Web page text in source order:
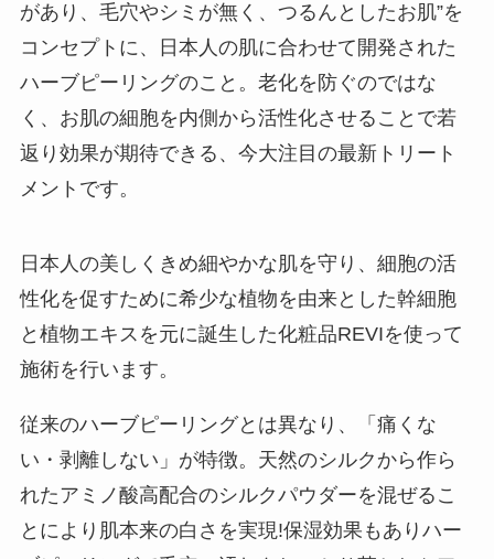
があり、毛穴やシミが無く、つるんとしたお肌”を
コンセプトに、日本人の肌に合わせて開発された
ハーブピーリングのこと。老化を防ぐのではな
く、お肌の細胞を内側から活性化させることで若
返り効果が期待できる、今大注目の最新トリート
メントです。
日本人の美しくきめ細やかな肌を守り、細胞の活
性化を促すために希少な植物を由来とした幹細胞
と植物エキスを元に誕生した化粧品REVIを使って
施術を行います。
従来のハーブピーリングとは異なり、「痛くな
い・剥離しない」が特徴。天然のシルクから作ら
れたアミノ酸高配合のシルクパウダーを混ぜるこ
とにより肌本来の白さを実現!保湿効果もありハー